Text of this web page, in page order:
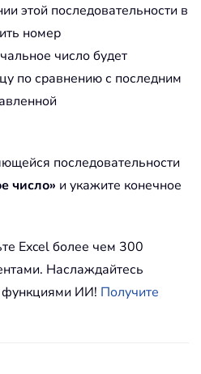
этой последовательности в
номер
число будет
по сравнению с последним
последовательности
число» и укажите конечное
Excel более чем 300
Наслаждайтесь
функциями ИИ! Получите